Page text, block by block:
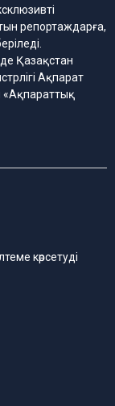
репортаждарға,
Қазақстан
Ақпарат
«Ақпараттық
көрсетуді